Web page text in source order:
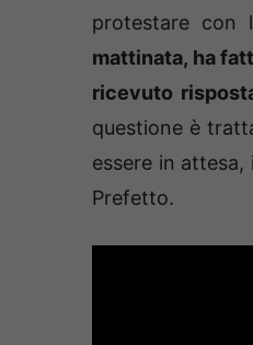
protestare con
mattinata, ha
ricevuto
questione è
essere in
Prefetto.